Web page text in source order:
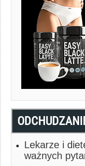
Lekarze i
ważnych